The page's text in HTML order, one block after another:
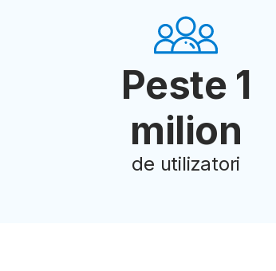
Peste 1
milion
de utilizatori